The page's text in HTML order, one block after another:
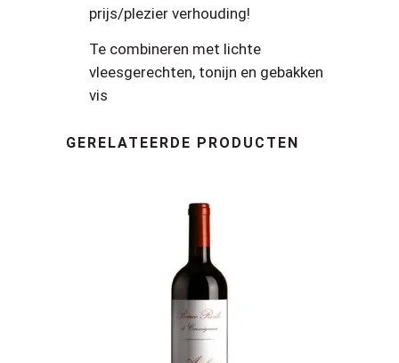
prijs/plezier verhouding!
Te combineren met lichte
vleesgerechten, tonijn en gebakken
vis
GERELATEERDE PRODUCTEN